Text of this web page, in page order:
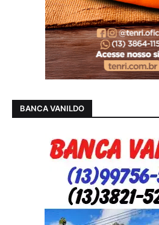
BANCA VANILDO